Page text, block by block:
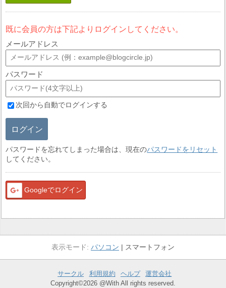
既に会員の方は下記よりログインしてください。
メールアドレス
パスワード
次回から自動でログインする
ログイン
パスワードを忘れてしまった場合は、現在のパスワードをリセット
してください。
Googleでログイン
パソコン スマートフォン
サークル 利用規約 ヘルプ
運営会社
Copyright©2026 @With All rights reserved.